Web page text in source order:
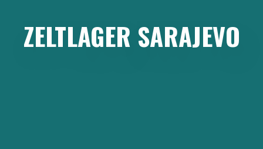
ZELTLAGER SARAJEVO